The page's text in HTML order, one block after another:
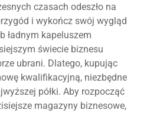
czasach odeszło na
i wykończ swój wygląd
ładnym kapeluszem
świecie biznesu
ubrani. Dlatego, kupując
kwalifikacyjną, niezbędne
półki. Aby rozpocząć
magazyny biznesowe,